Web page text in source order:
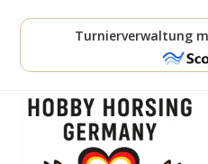
Inhalt
Turnierverwaltung